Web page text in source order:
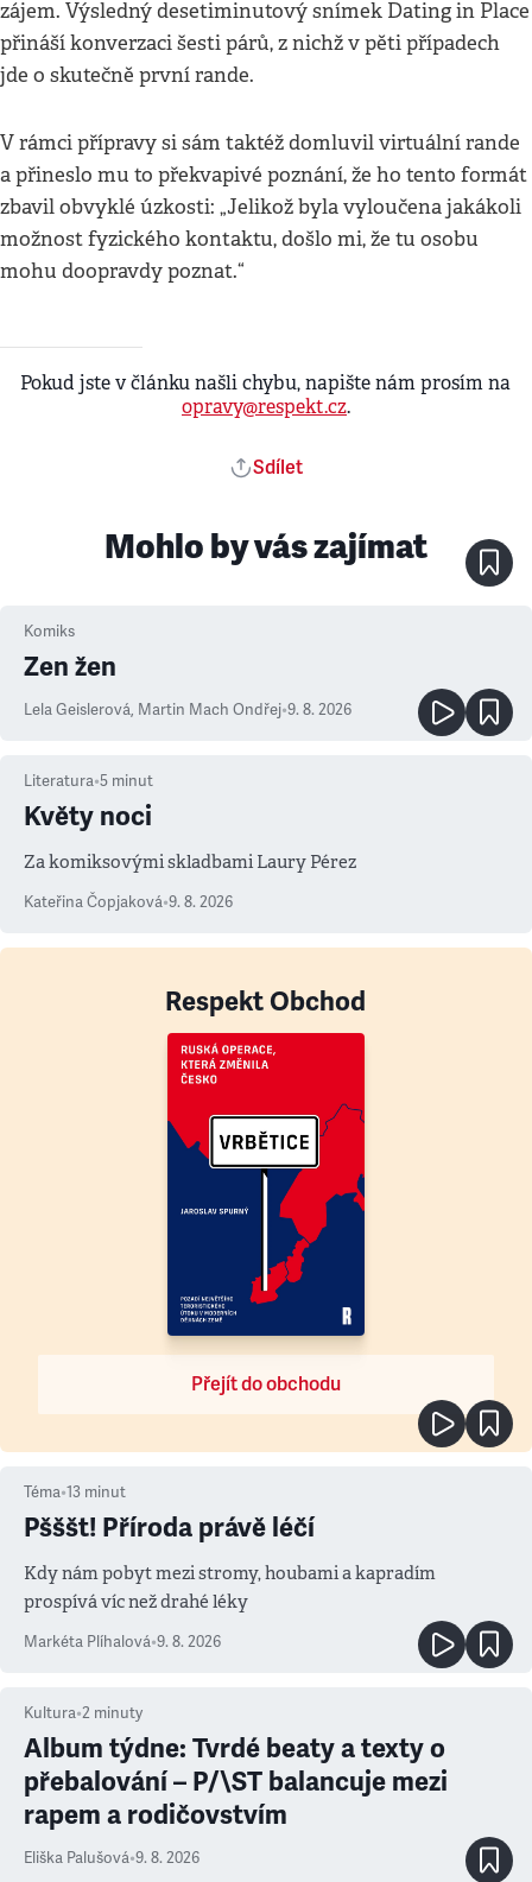
zájem. Výsledný desetiminutový snímek Dating in Place
přináší konverzaci šesti párů, z nichž v pěti případech
jde o skutečně první rande.
V rámci přípravy si sám taktéž domluvil virtuální rande
a přineslo mu to překvapivé poznání, že ho tento formát
zbavil obvyklé úzkosti: „Jelikož byla vyloučena jakákoli
možnost fyzického kontaktu, došlo mi, že tu osobu
mohu doopravdy poznat.“
Pokud jste v článku našli chybu, napište nám prosím na
opravy@respekt.cz.
Sdílet
Mohlo by vás zajímat
Komiks
Zen žen
Lela Geislerová, Martin Mach Ondřej•9. 8. 2026
Literatura•5 minut
Květy noci
Za komiksovými skladbami Laury Pérez
Kateřina Čopjaková•9. 8. 2026
Respekt Obchod
Přejít do obchodu
Téma•13 minut
Pšššt! Příroda právě léčí
Kdy nám pobyt mezi stromy, houbami a kapradím
prospívá víc než drahé léky
Markéta Plíhalová•9. 8. 2026
Kultura•2 minuty
Album týdne: Tvrdé beaty a texty o
přebalování – P/\ST balancuje mezi
rapem a rodičovstvím
Eliška Palušová•9. 8. 2026